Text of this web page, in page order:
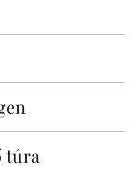
túra